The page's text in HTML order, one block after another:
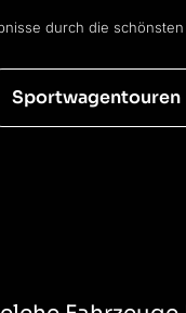
durch die schönsten
Sportwagentouren